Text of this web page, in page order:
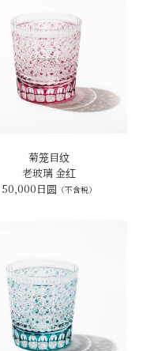
菊笼目纹
老玻璃 金红
50,000日圆 （不含税）